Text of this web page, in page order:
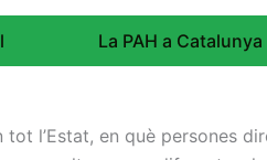
La PAH a Catalunya
l’Estat, en què persones